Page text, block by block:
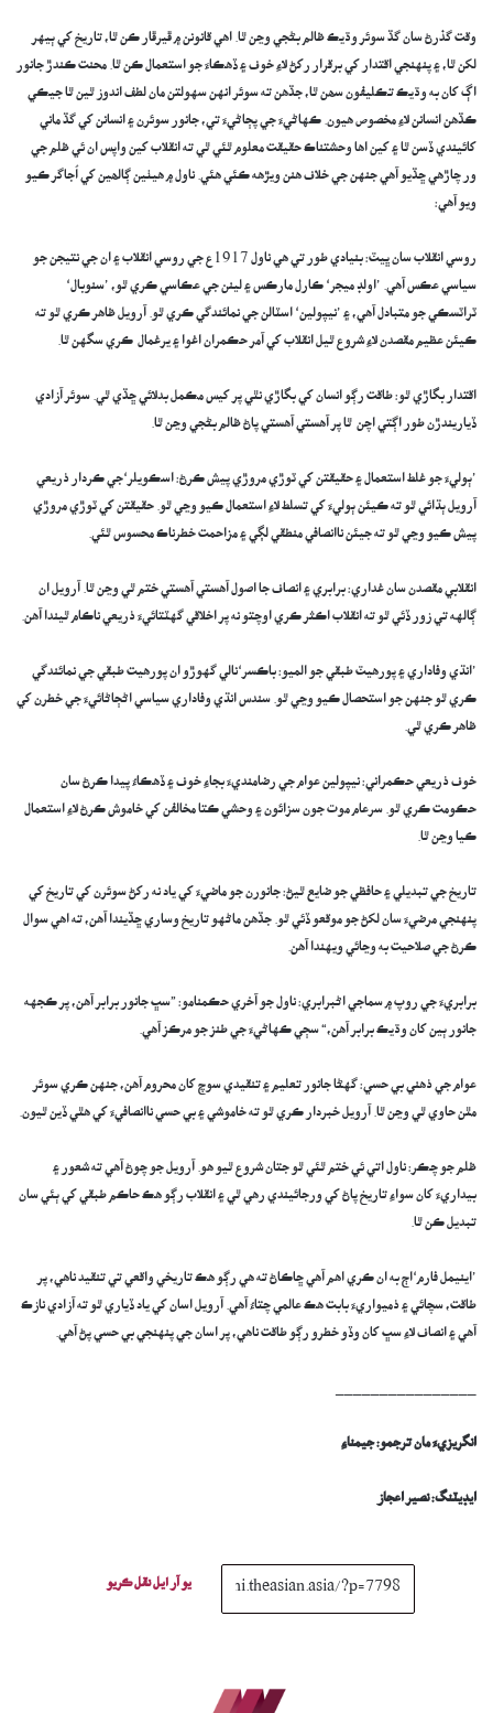
وقت گذرڻ سان گڏ سوئر وڌيڪ ظالم بڻجي وڃن ٿا. اهي قانونن ۾ ڦيرڦار ڪن ٿا، تاريخ کي ٻيهر
لکن ٿا، ۽ پنهنجي اقتدار کي برقرار رکڻ لاءِ خوف ۽ ڏھڪاءَ جو استعمال ڪن ٿا. محنت ڪندڙ جانور
اڳ کان به وڌيڪ تڪليفون سھن ٿا، جڏهن ته سوئر انهن سهولتن مان لطف اندوز ٿين ٿا جيڪي
ڪڏهن انسانن لاءِ مخصوص هيون. ڪهاڻيءَ جي پڄاڻيءَ تي، جانور سوئرن ۽ انسانن کي گڏ ماني
کائيندي ڏسن ٿا ۽ کين اها وحشتناڪ حقيقت معلوم ٿئي ٿي ته انقلاب کين واپس ان ئي ظلم جي
ور چاڙهي ڇڏيو آهي جنهن جي خلاف هنن ويڙهه ڪئي هئي. ناول ۾ ھيٺين ڳالھين کي اُجاگر ڪيو
ويو آھي:
روسي انقلاب سان ڀيٽ: بنيادي طور تي هي ناول 1917ع جي روسي انقلاب ۽ ان جي نتيجن جو
سياسي عڪس آهي. ’اولڊ ميجر‘ ڪارل مارڪس ۽ لينن جي عڪاسي ڪري ٿو، ’سنوبال‘
ٽراٽسڪي جو متبادل آهي، ۽ ’نيپولين‘ اسٽالن جي نمائندگي ڪري ٿو. آرويل ظاهر ڪري ٿو ته
ڪيئن عظيم مقصدن لاءِ شروع ٿيل انقلاب کي آمر حڪمران اغوا ۽ يرغمال ڪري سگهن ٿا.
اقتدار بگاڙي ٿو: طاقت رڳو انسان کي بگاڙي نٿي پر کيس مڪمل بدلائي ڇڏي ٿي. سوئر آزادي
ڏياريندڙن طور اڳتي اچن ٿا پر آهستي آهستي پاڻ ظالم بڻجي وڃن ٿا.
’ٻوليءَ جو غلط استعمال ۽ حقيقتن کي ٽوڙي مروڙي پيش ڪرڻ: اسڪويلر‘جي ڪردار ذريعي
آرويل ٻڌائي ٿو ته ڪيئن ٻوليءَ کي تسلط لاءِ استعمال ڪيو وڃي ٿو. حقيقتن کي ٽوڙي مروڙي
پيش ڪيو وڃي ٿو ته جيئن ناانصافي منطقي لڳي ۽ مزاحمت خطرناڪ محسوس ٿئي.
انقلابي مقصدن سان غداري: برابري ۽ انصاف جا اصول آهستي آهستي ختم ٿي وڃن ٿا. آرويل ان
ڳالهه تي زور ڏئي ٿو ته انقلاب اڪثر ڪري اوچتو نه پر اخلاقي گهٽتائيءَ ذريعي ناڪام ٿيندا آهن.
’انڌي وفاداري ۽ پورھيٽ طبقي جو الميو: باڪسر‘نالي گهوڙو ان پورھيت طبقي جي نمائندگي
ڪري ٿو جنهن جو استحصال ڪيو وڃي ٿو. سندس انڌي وفاداري سياسي اڻڄاڻائيءَ جي خطرن کي
ظاهر ڪري ٿي.
خوف ذريعي حڪمراني: نيپولين عوام جي رضامنديءَ بجاءِ خوف ۽ ڏھڪاءُ پيدا ڪرڻ سان
حڪومت ڪري ٿو. سرعام موت جون سزائون ۽ وحشي ڪتا مخالفن کي خاموش ڪرڻ لاءِ استعمال
ڪيا وڃن ٿا.
تاريخ جي تبديلي ۽ حافظي جو ضايع ٿيڻ: جانورن جو ماضيءَ کي ياد نه رکڻ سوئرن کي تاريخ کي
پنهنجي مرضيءَ سان لکڻ جو موقعو ڏئي ٿو. جڏهن ماڻهو تاريخ وساري ڇڏيندا آهن، ته اهي سوال
ڪرڻ جي صلاحيت به وڃائي ويهندا آهن.
برابريءَ جي روپ ۾ سماجي اڻبرابري: ناول جو آخري حڪمنامو: ”سڀ جانور برابر آهن، پر ڪجهه
جانور ٻين کان وڌيڪ برابر آهن،“ سڄي ڪهاڻيءَ جي طنز جو مرڪز آهي.
عوام جي ذهني بي حسي: گهڻا جانور تعليم ۽ تنقيدي سوچ کان محروم آهن، جنهن ڪري سوئر
مٿن حاوي ٿي وڃن ٿا. آرويل خبردار ڪري ٿو ته خاموشي ۽ بي حسي ناانصافيءَ کي هٿي ڏين ٿيون.
ظلم جو چڪر: ناول اتي ئي ختم ٿئي ٿو جتان شروع ٿيو هو. آرويل جو چوڻ آهي ته شعور ۽
بيداريءَ کان سواءِ تاريخ پاڻ کي ورجائيندي رهي ٿي ۽ انقلاب رڳو هڪ حاڪم طبقي کي ٻئي سان
تبديل ڪن ٿا.
’اينيمل فارم‘اڄ به ان ڪري اهم آهي ڇاڪاڻ ته هي رڳو هڪ تاريخي واقعي تي تنقيد ناهي، پر
طاقت، سچائي ۽ ذميواريءَ بابت هڪ عالمي چتاءُ آهي. آرويل اسان کي ياد ڏياري ٿو ته آزادي نازڪ
آهي ۽ انصاف لاءِ سڀ کان وڏو خطرو رڳو طاقت ناهي، پر اسان جي پنهنجي بي حسي پڻ آهي.
________________
انگريزيءَ مان ترجمو: جيمناءِ
ايڊيٽنگ: نصير اعجاز
يو آر ايل نقل ڪريو